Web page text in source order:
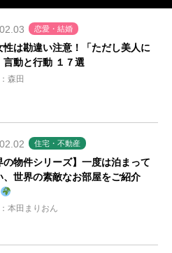
恋愛・結婚
性は勘違い注意！「ただし美人に
言動と行動 １７選
森田
住宅・不動産
の物件シリーズ】一度は泊まって
、世界の素敵なお部屋をご紹介
本田まりおん